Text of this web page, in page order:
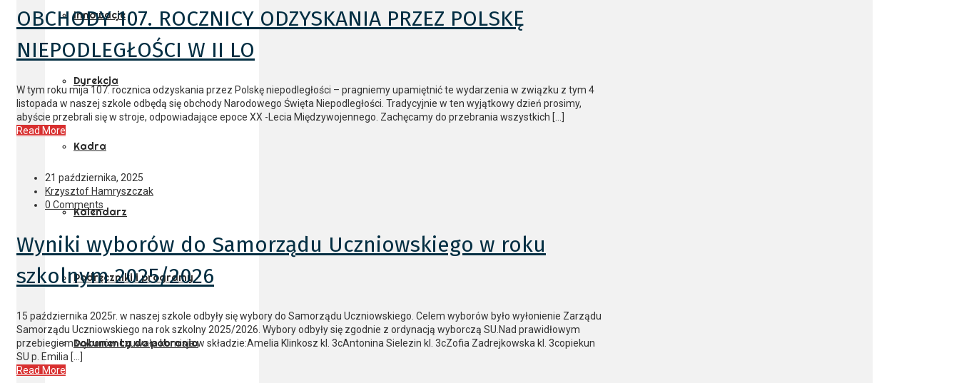
Innowacje
Dyrekcja
Kadra
Kalendarz
Podręczniki i programy
Dokumenty do pobrania
OBCHODY 107. ROCZNICY ODZYSKANIA PRZEZ POLSKĘ
NIEPODLEGŁOŚCI W II LO
W tym roku mija 107. rocznica odzyskania przez Polskę niepodległości – pragniemy upamiętnić te wydarzenia w związku z tym 4
listopada w naszej szkole odbędą się obchody Narodowego Święta Niepodległości. Tradycyjnie w ten wyjątkowy dzień prosimy,
abyście przebrali się w stroje, odpowiadające epoce XX -Lecia Międzywojennego. Zachęcamy do przebrania wszystkich […]
Read More
21 października, 2025
Krzysztof Hamryszczak
0 Comments
Wyniki wyborów do Samorządu Uczniowskiego w roku
szkolnym 2025/2026
15 października 2025r. w naszej szkole odbyły się wybory do Samorządu Uczniowskiego. Celem wyborów było wyłonienie Zarządu
Samorządu Uczniowskiego na rok szkolny 2025/2026. Wybory odbyły się zgodnie z ordynacją wyborczą SU.Nad prawidłowym
przebiegiem wyborów czuwała komisja w składzie:Amelia Klinkosz kl. 3cAntonina Sielezin kl. 3cZofia Zadrejkowska kl. 3copiekun
SU p. Emilia […]
Read More